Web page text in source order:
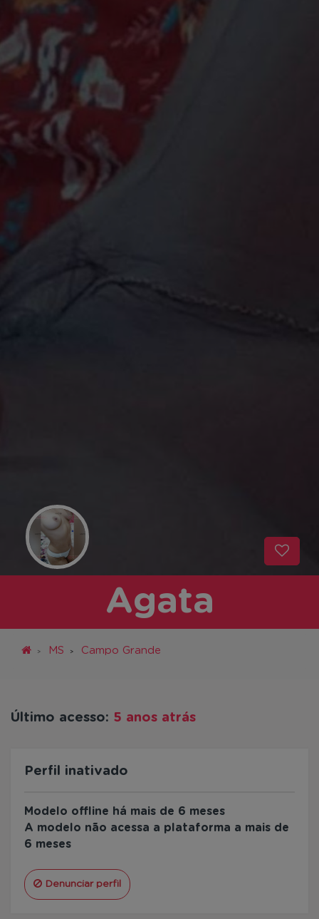
Agata
MS Campo Grande
Último acesso: 5 anos atrás
Perfil inativado
Modelo offline há mais de 6 meses
A modelo não acessa a plataforma a mais de
6 meses
Denunciar perfil